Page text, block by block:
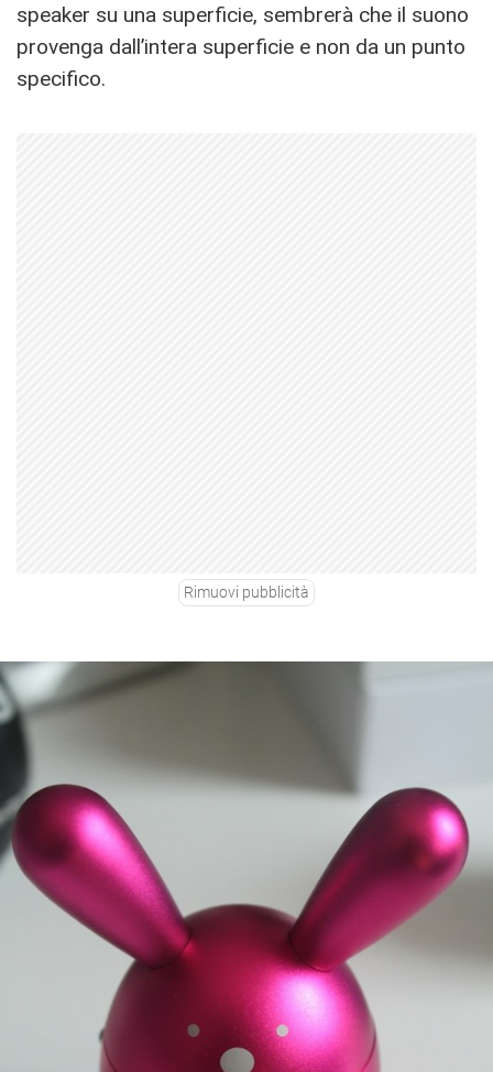
speaker su una superficie, sembrerà che il suono
provenga dall’intera superficie e non da un punto
specifico.
Rimuovi pubblicità